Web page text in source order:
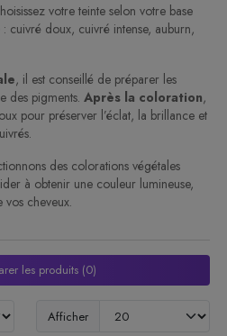
votre teinte selon votre base
: cuivré doux, cuivré intense, auburn,
, il est conseillé de préparer les
des pigments. Après la coloration,
pour préserver l’éclat, la brillance et
des colorations végétales
à obtenir une couleur lumineuse,
vos cheveux.
les produits (0)
Afficher